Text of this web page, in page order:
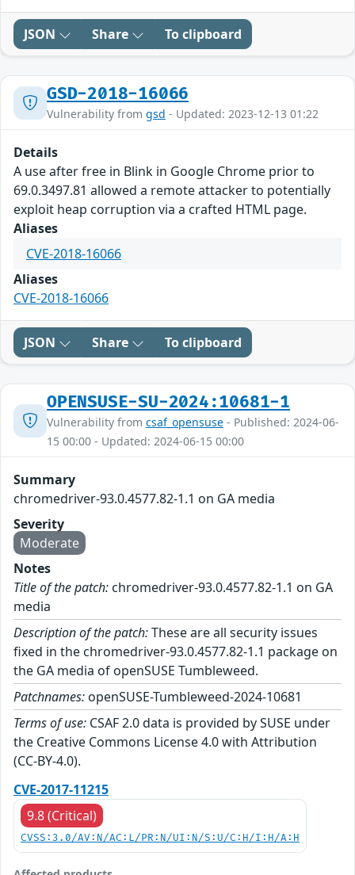
JSON Share To clipboard
GSD-2018-16066
Vulnerability from gsd - Updated: 2023-12-13 01:22
Details
A use after free in Blink in Google Chrome prior to
69.0.3497.81 allowed a remote attacker to potentially
exploit heap corruption via a crafted HTML page.
Aliases
CVE-2018-16066
Aliases
CVE-2018-16066
JSON Share To clipboard
OPENSUSE-SU-2024:10681-1
Vulnerability from csaf_opensuse - Published: 2024-06-
15 00:00 - Updated: 2024-06-15 00:00
Summary
chromedriver-93.0.4577.82-1.1 on GA media
Severity
Moderate
Notes
Title of the patch: chromedriver-93.0.4577.82-1.1 on GA
media
Description of the patch:These are all security issues
fixed in the chromedriver-93.0.4577.82-1.1 package on
the GA media of openSUSE Tumbleweed.
Patchnames: openSUSE-Tumbleweed-2024-10681
Terms of use: CSAF 2.0 data is provided by SUSE under
the Creative Commons License 4.0 with Attribution
(CC-BY-4.0).
CVE-2017-11215
9.8 (Critical)
CVSS:3.0/AV:N/AC:L/PR:N/UI:N/S:U/C:H/I:H/A:H